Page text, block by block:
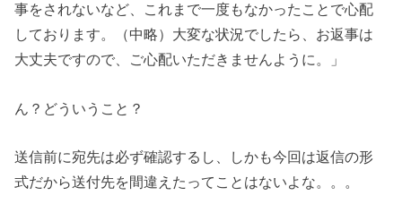
事をされないなど、これまで一度もなかったことで心配
しております。（中略）大変な状況でしたら、お返事は
大丈夫ですので、ご心配いただきませんように。」
ん？どういうこと？
送信前に宛先は必ず確認するし、しかも今回は返信の形
式だから送付先を間違えたってことはないよな。。。